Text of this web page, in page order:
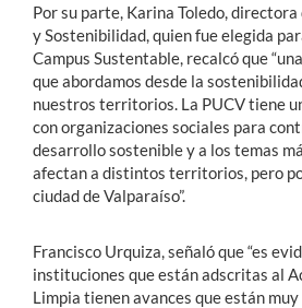
Por su parte, Karina Toledo,
y Sostenibilidad, quien fue elegida
Campus Sustentable, recalcó que
que abordamos desde la
nuestros territorios. La PUCV tiene
con organizaciones sociales para
desarrollo sostenible y a los temas
afectan a distintos territorios, pero
ciudad de Valparaíso”.
Francisco Urquiza, señaló que “es
instituciones que están adscritas al
Limpia tienen avances que están